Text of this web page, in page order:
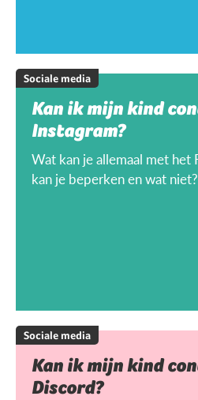
Sociale media
Kan ik mijn kind
Instagram?
Wat kan je allemaal met het
kan je beperken en wat niet?
Sociale media
Kan ik mijn kind
Discord?